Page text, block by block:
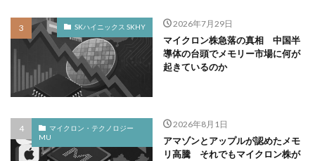
SKハイニックス SKHY 2026年7月29日
マイクロン株急落の真相 中国半
導体の台頭でメモリー市場に何が
起きているのか
マイクロン・テクノロジー
MU
2026年8月1日
アマゾンとアップルが認めたメモ
リ高騰 それでもマイクロン株が